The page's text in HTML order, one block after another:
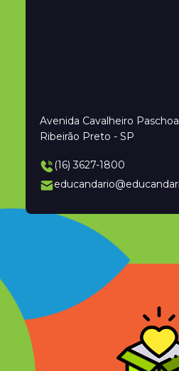
Avenida Cavalheiro
Ribeirão Preto - SP
(16) 3627-1800